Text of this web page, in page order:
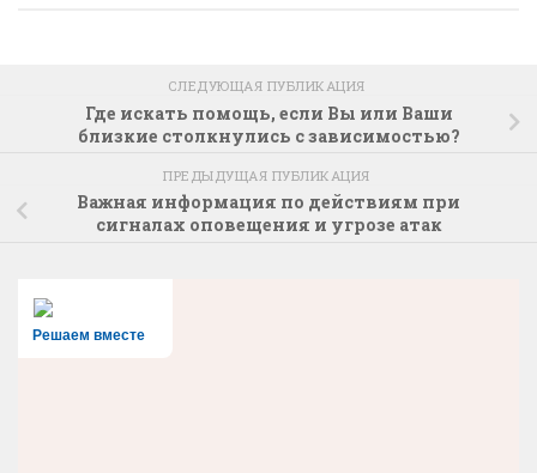
СЛЕДУЮЩАЯ ПУБЛИКАЦИЯ
Где искать помощь, если Вы или Ваши
близкие столкнулись с зависимостью?
ПРЕДЫДУЩАЯ ПУБЛИКАЦИЯ
Важная информация по действиям при
сигналах оповещения и угрозе атак
Решаем вместе